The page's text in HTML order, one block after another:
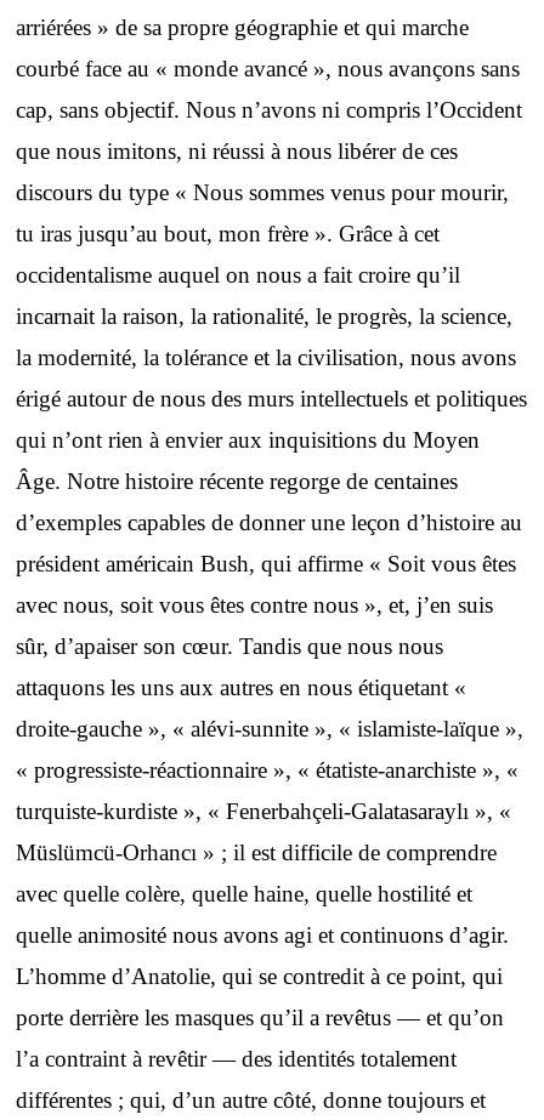
arriérées » de sa propre géographie et qui marche
courbé face au « monde avancé », nous avançons sans
cap, sans objectif. Nous n’avons ni compris l’Occident
que nous imitons, ni réussi à nous libérer de ces
discours du type « Nous sommes venus pour mourir,
tu iras jusqu’au bout, mon frère ». Grâce à cet
occidentalisme auquel on nous a fait croire qu’il
incarnait la raison, la rationalité, le progrès, la science,
la modernité, la tolérance et la civilisation, nous avons
érigé autour de nous des murs intellectuels et politiques
qui n’ont rien à envier aux inquisitions du Moyen
Âge. Notre histoire récente regorge de centaines
d’exemples capables de donner une leçon d’histoire au
président américain Bush, qui affirme « Soit vous êtes
avec nous, soit vous êtes contre nous », et, j’en suis
sûr, d’apaiser son cœur. Tandis que nous nous
attaquons les uns aux autres en nous étiquetant «
droite-gauche », « alévi-sunnite », « islamiste-laïque »,
« progressiste-réactionnaire », « étatiste-anarchiste », «
turquiste-kurdiste », « Fenerbahçeli-Galatasaraylı », «
Müslümcü-Orhancı » ; il est difficile de comprendre
avec quelle colère, quelle haine, quelle hostilité et
quelle animosité nous avons agi et continuons d’agir.
L’homme d’Anatolie, qui se contredit à ce point, qui
porte derrière les masques qu’il a revêtus — et qu’on
l’a contraint à revêtir — des identités totalement
différentes ; qui, d’un autre côté, donne toujours et